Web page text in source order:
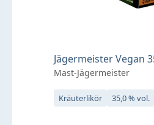
Jägermeister Vegan
Mast-Jägermeister
Kräuterlikör 35,0 % vol.